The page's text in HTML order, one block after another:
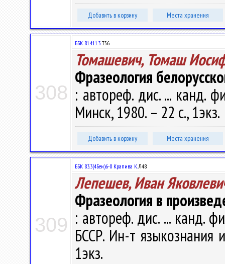
Добавить в корзину Места хранения
308
ББК 81.411.3 Т56
Томашевич, Томаш
Фразеология
: автореф. дис. ... канд.
Минск, 1980. – 22 с., 1экз.
Добавить в корзину Места хранения
309
ББК 83.3(4Беи)6-8 Крапива К.Л48
Лепешев, Иван
Фразеология в
: автореф. дис. ... канд.
БССР. Ин-т языкознания
1экз.